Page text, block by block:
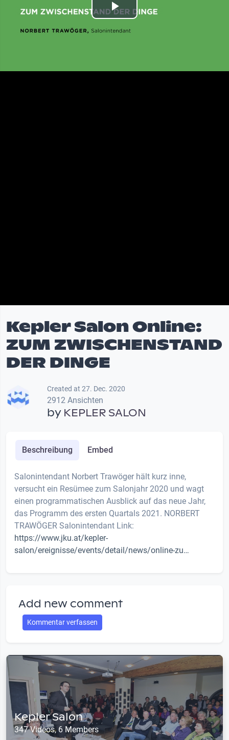
Play
Kepler Salon Online:
ZUM ZWISCHENSTAND
DER DINGE
Created at 27. Dec. 2020
2912 Ansichten
by KEPLER SALON
Beschreibung Embed
Salonintendant Norbert Trawöger hält kurz inne,
versucht ein Resümee zum Salonjahr 2020 und wagt
einen programmatischen Ausblick auf das neue Jahr,
das Programm des ersten Quartals 2021. NORBERT
TRAWÖGER Salonintendant Link:
https://www.jku.at/kepler-
salon/ereignisse/events/detail/news/online-zu…
Add new comment
Kommentar verfassen
Kepler Salon
347 Videos, 6 Members